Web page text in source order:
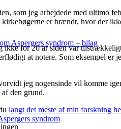
Aspergers syndrom – bilag
syndrom
som jeg arbejdede med ultimo
kirkebøgerne er brændt, hvor der
ikke for 20 år siden var
at notere. Som eksempel
jeg nogensinde vil komme
af den grund.
langt det meste af min forskning